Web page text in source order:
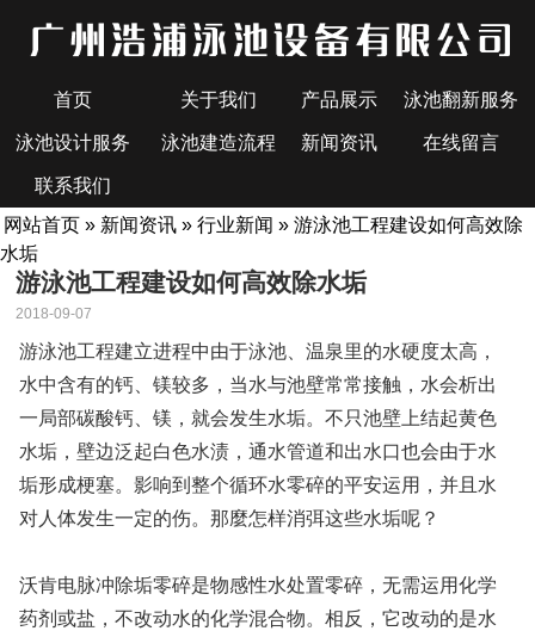
首页 关于我们 产品展示 泳池翻新服务
泳池设计服务 泳池建造流程 新闻资讯 在线留言
联系我们
网站首页 » 新闻资讯 » 行业新闻 » 游泳池工程建设如何高效除
水垢
游泳池工程建设如何高效除水垢
2018-09-07
游泳池工程建立进程中由于泳池、温泉里的水硬度太高，
水中含有的钙、镁较多，当水与池壁常常接触，水会析出
一局部碳酸钙、镁，就会发生水垢。不只池壁上结起黄色
水垢，壁边泛起白色水渍，通水管道和出水口也会由于水
垢形成梗塞。影响到整个循环水零碎的平安运用，并且水
对人体发生一定的伤。那麼怎样消弭这些水垢呢？
沃肯电脉冲除垢零碎是物感性水处置零碎，无需运用化学
药剂或盐，不改动水的化学混合物。相反，它改动的是水